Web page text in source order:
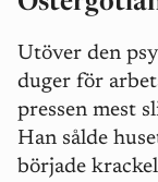
Utöver den
duger för
pressen mest
Han sålde
började